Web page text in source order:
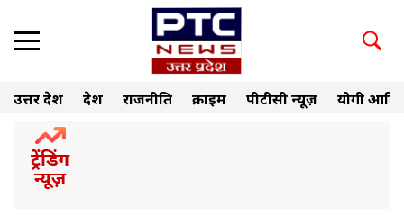
उत्तर प्रदेश देश राजनीति क्राइम पीटीसी न्यूज़ योगी